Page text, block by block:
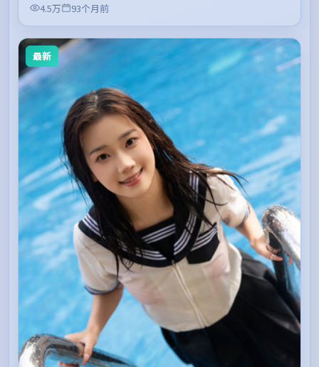
4.5万
93个月前
最新